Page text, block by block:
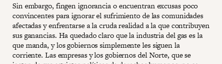
Sin embargo, fingen ignorancia o encuentran excusas poco
convincentes para ignorar el sufrimiento de las comunidades
afectadas y enfrentarse a la cruda realidad a la que contribuyen
sus ganancias. Ha quedado claro que la industria del gas es la
que manda, y los gobiernos simplemente les siguen la
corriente. Las empresas y los gobiernos del Norte, que se